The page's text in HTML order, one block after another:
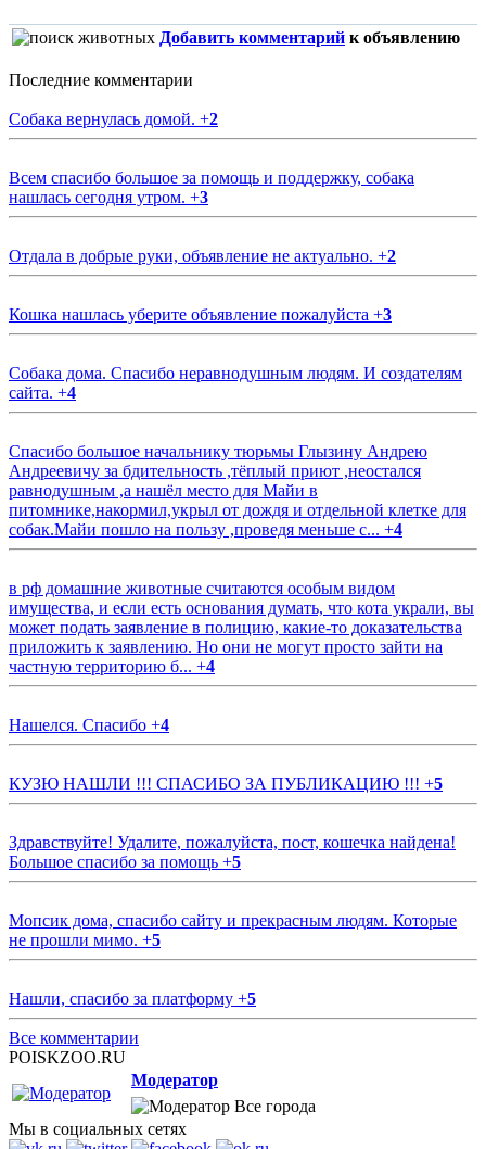
Добавить комментарий к объявлению
Последние комментарии
Собака вернулась домой. +2
Всем спасибо большое за помощь и поддержку, собака
нашлась сегодня утром. +3
Отдала в добрые руки, объявление не актуально. +2
Кошка нашлась уберите объявление пожалуйста +3
Собака дома. Спасибо неравнодушным людям. И создателям
сайта. +4
Спасибо большое начальнику тюрьмы Глызину Андрею
Андреевичу за бдительность ,тёплый приют ,неостался
равнодушным ,а нашёл место для Майи в
питомнике,накормил,укрыл от дождя и отдельной клетке для
собак.Майи пошло на пользу ,проведя меньше с... +4
в рф домашние животные считаются особым видом
имущества, и если есть основания думать, что кота украли, вы
может подать заявление в полицию, какие-то доказательства
приложить к заявлению. Но они не могут просто зайти на
частную территорию б... +4
Нашелся. Спасибо +4
КУЗЮ НАШЛИ !!! СПАСИБО ЗА ПУБЛИКАЦИЮ !!! +5
Здравствуйте! Удалите, пожалуйста, пост, кошечка найдена!
Большое спасибо за помощь +5
Мопсик дома, спасибо сайту и прекрасным людям. Которые
не прошли мимо. +5
Нашли, спасибо за платформу +5
Все комментарии
POISKZOO.RU
Модератор
Все города
Мы в социальных сетях